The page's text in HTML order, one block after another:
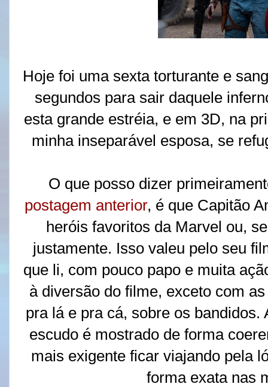
Hoje foi uma sexta torturante e
segundos para sair daquele
esta grande estréia, e em 3D, na
minha inseparável esposa, se
O que posso dizer
postagem anterior, é que Capitão
heróis favoritos da Marvel ou,
justamente. Isso valeu pelo seu
que li, com pouco papo e muita
à diversão do filme, exceto com
pra lá e pra cá, sobre os
escudo é mostrado de forma
mais exigente ficar viajando pela
forma exata nas